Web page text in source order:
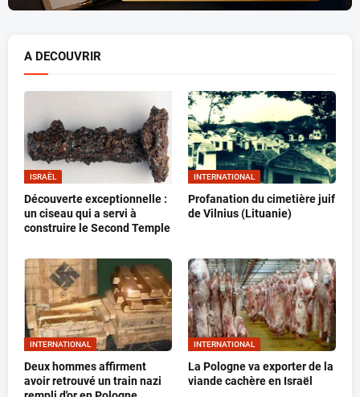
A DECOUVRIR
ISRAËL
Découverte exceptionnelle :
un ciseau qui a servi à
construire le Second Temple
INTERNATIONAL
Profanation du cimetière juif
de Vilnius (Lituanie)
INTERNATIONAL
Deux hommes affirment
avoir retrouvé un train nazi
INTERNATIONAL
La Pologne va exporter de la
viande cachère en Israël